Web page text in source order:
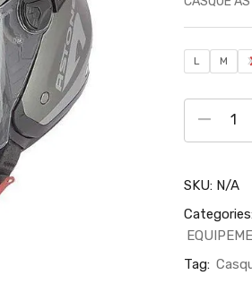
L M
SKU: N/A
Tag: